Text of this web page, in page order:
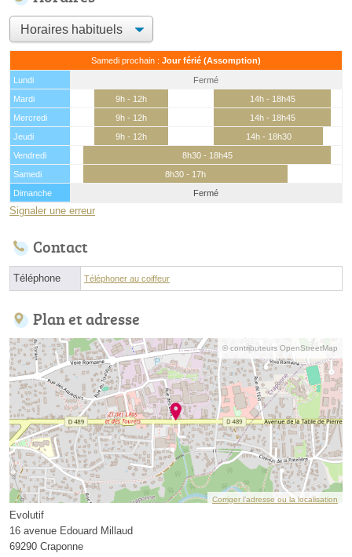
Samedi prochain : Jour férié (Assomption)
Lundi
Fermé
Mardi
9h - 12h
14h - 18h45
Mercredi
9h - 12h
14h - 18h45
Jeudi
9h - 12h
14h - 18h30
Vendredi
8h30 - 18h45
Samedi
8h30 - 17h
Dimanche
Fermé
Signaler une erreur
Contact
Téléphone Téléphoner au coiffeur
Plan et adresse
© contributeurs OpenStreetMap
Corriger l’adresse ou la localisation
Evolutif
16 avenue Edouard Millaud
69290 Craponne